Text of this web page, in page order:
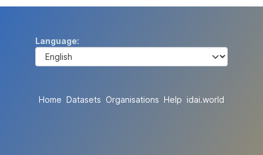
Language
Home Datasets Organisations Help idai.world